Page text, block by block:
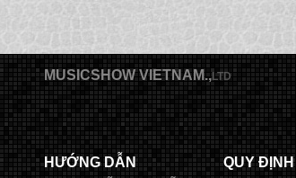
MUSICSHOW VIETNAM.,LTD
HƯỚNG DẪN
QUY ĐỊNH